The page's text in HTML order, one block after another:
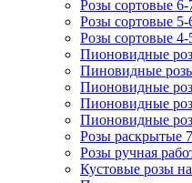
Розы сортовые
Розы сортовые 5-
Розы сортовые 4-
Пионовидные
Пиновидные
Пионовидные
Пионовидные
Пионовидные
Розы раскрытые
Розы ручная
Кустовые розы на